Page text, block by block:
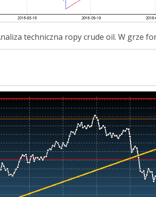
techniczna ropy crude oil. W grze